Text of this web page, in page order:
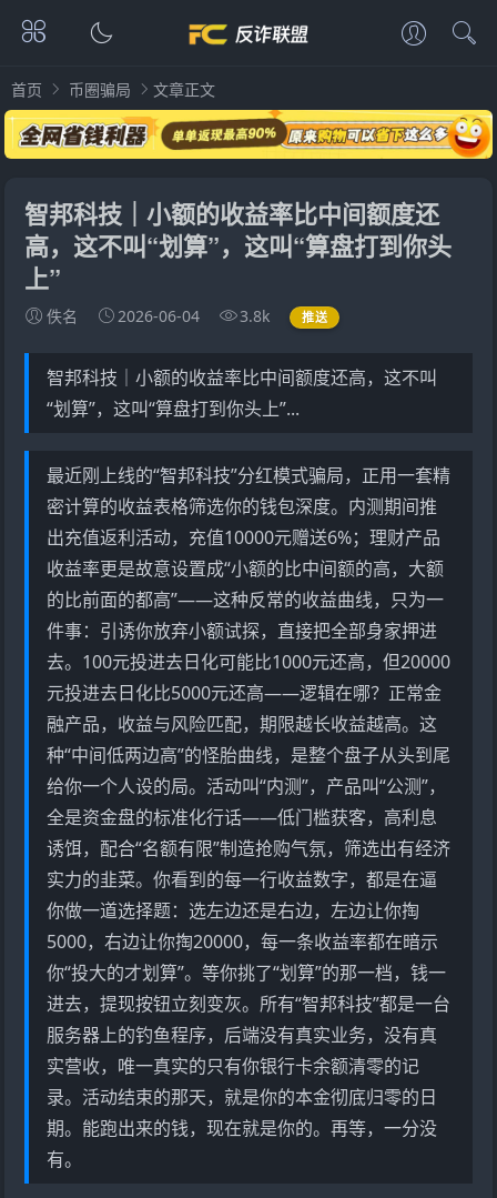
首页 币圈骗局 文章正文
智邦科技｜小额的收益率比中间额度还
高，这不叫“划算”，这叫“算盘打到你头
上”
佚名 2026-06-04 3.8k 推送
智邦科技｜小额的收益率比中间额度还高，这不叫
“划算”，这叫“算盘打到你头上”...
最近刚上线的“智邦科技”分红模式骗局，正用一套精
密计算的收益表格筛选你的钱包深度。内测期间推
出充值返利活动，充值10000元赠送6%；理财产品
收益率更是故意设置成“小额的比中间额的高，大额
的比前面的都高”——这种反常的收益曲线，只为一
件事：引诱你放弃小额试探，直接把全部身家押进
去。100元投进去日化可能比1000元还高，但20000
元投进去日化比5000元还高——逻辑在哪？正常金
融产品，收益与风险匹配，期限越长收益越高。这
种“中间低两边高”的怪胎曲线，是整个盘子从头到尾
给你一个人设的局。活动叫“内测”，产品叫“公测”，
全是资金盘的标准化行话——低门槛获客，高利息
诱饵，配合“名额有限”制造抢购气氛，筛选出有经济
实力的韭菜。你看到的每一行收益数字，都是在逼
你做一道选择题：选左边还是右边，左边让你掏
5000，右边让你掏20000，每一条收益率都在暗示
你“投大的才划算”。等你挑了“划算”的那一档，钱一
进去，提现按钮立刻变灰。所有“智邦科技”都是一台
服务器上的钓鱼程序，后端没有真实业务，没有真
实营收，唯一真实的只有你银行卡余额清零的记
录。活动结束的那天，就是你的本金彻底归零的日
期。能跑出来的钱，现在就是你的。再等，一分没
有。